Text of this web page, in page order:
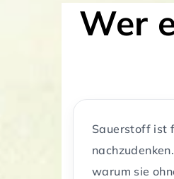
Wer
Sauerstoff ist
warum sie